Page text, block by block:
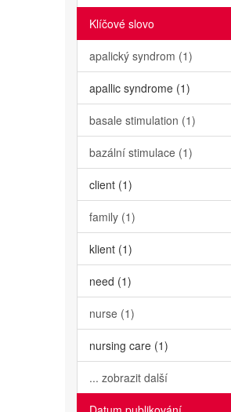
Klíčové slovo
apalický syndrom (1)
apallic syndrome (1)
basale stimulation (1)
bazální stimulace (1)
client (1)
family (1)
klient (1)
need (1)
nurse (1)
nursing care (1)
... zobrazit další